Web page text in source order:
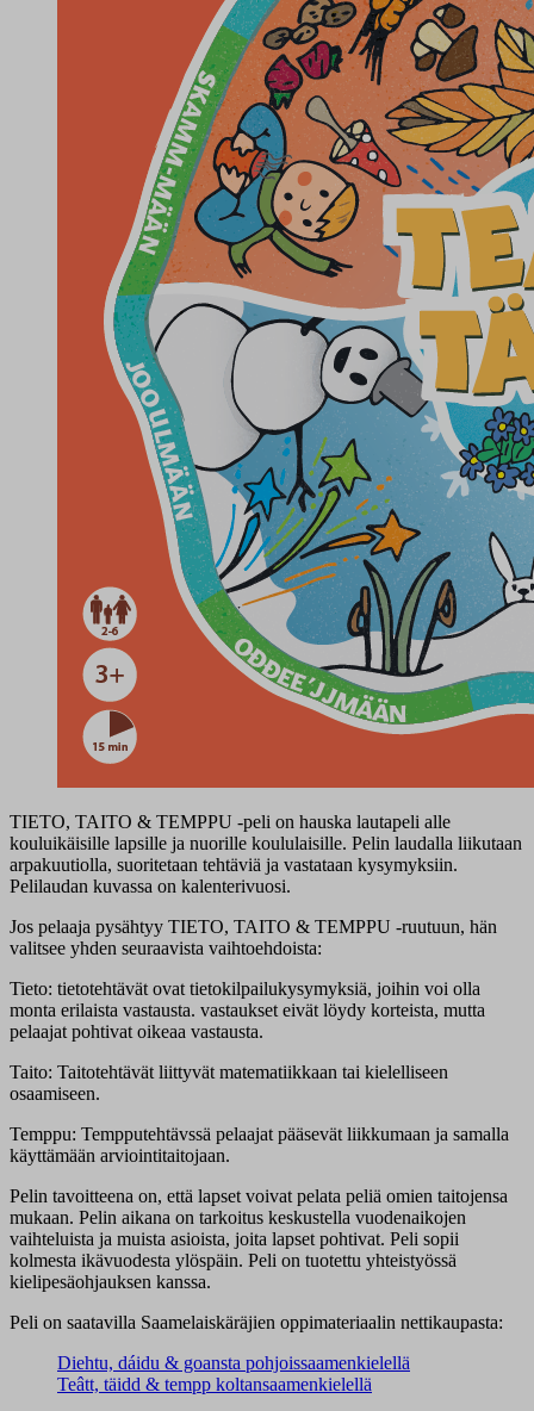
TIETO, TAITO & TEMPPU -peli on hauska lautapeli alle
kouluikäisille lapsille ja nuorille koululaisille. Pelin laudalla liikutaan
arpakuutiolla, suoritetaan tehtäviä ja vastataan kysymyksiin.
Pelilaudan kuvassa on kalenterivuosi.
Jos pelaaja pysähtyy TIETO, TAITO & TEMPPU -ruutuun, hän
valitsee yhden seuraavista vaihtoehdoista:
Tieto: tietotehtävät ovat tietokilpailukysymyksiä, joihin voi olla
monta erilaista vastausta. vastaukset eivät löydy korteista, mutta
pelaajat pohtivat oikeaa vastausta.
Taito: Taitotehtävät liittyvät matematiikkaan tai kielelliseen
osaamiseen.
Temppu: Tempputehtävssä pelaajat pääsevät liikkumaan ja samalla
käyttämään arviointitaitojaan.
Pelin tavoitteena on, että lapset voivat pelata peliä omien taitojensa
mukaan. Pelin aikana on tarkoitus keskustella vuodenaikojen
vaihteluista ja muista asioista, joita lapset pohtivat. Peli sopii
kolmesta ikävuodesta ylöspäin. Peli on tuotettu yhteistyössä
kielipesäohjauksen kanssa.
Peli on saatavilla Saamelaiskäräjien oppimateriaalin nettikaupasta:
Diehtu, dáidu & goansta pohjoissaamenkielellä
Teâtt, täidd & tempp koltansaamenkielellä